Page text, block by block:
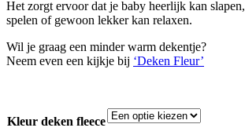
Het zorgt ervoor dat je baby heerlijk kan slapen,
spelen of gewoon lekker kan relaxen.
Wil je graag een minder warm dekentje?
Neem even een kijkje bij ‘Deken Fleur’
Kleur deken fleece